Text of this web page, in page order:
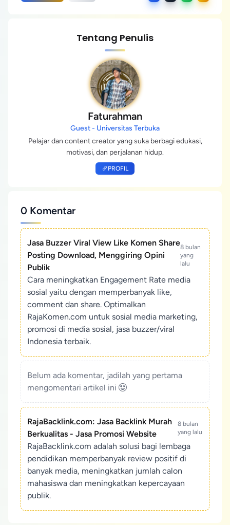
Tentang Penulis
Faturahman
Guest - Universitas Terbuka
Pelajar dan content creator yang suka berbagi edukasi,
motivasi, dan perjalanan hidup.
PROFIL
0 Komentar
Jasa Buzzer Viral View Like Komen Share
Posting Download, Menggiring Opini
Publik
8 bulan
yang
lalu
Cara meningkatkan Engagement Rate media
sosial yaitu dengan memperbanyak like,
comment dan share. Optimalkan
RajaKomen.com untuk sosial media marketing,
promosi di media sosial, jasa buzzer/viral
Indonesia terbaik.
Belum ada komentar, jadilah yang pertama
mengomentari artikel ini
RajaBacklink.com: Jasa Backlink Murah
Berkualitas - Jasa Promosi Website
8 bulan
yang lalu
RajaBacklink.com adalah solusi bagi lembaga
pendidikan memperbanyak review positif di
banyak media, meningkatkan jumlah calon
mahasiswa dan meningkatkan kepercayaan
publik.